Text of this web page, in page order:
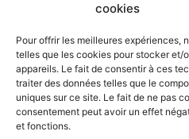
cookies
Pour offrir les meilleures expériences,
telles que les cookies pour stocker et/
appareils. Le fait de consentir à ces
traiter des données telles que le
uniques sur ce site. Le fait de ne pas
consentement peut avoir un effet
et fonctions.
CGV
CGU
Mentions légales
Politique de confidentialité